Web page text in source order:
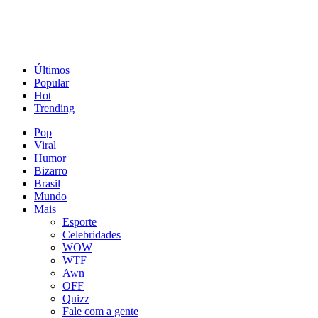
Últimos
Popular
Hot
Trending
Pop
Viral
Humor
Bizarro
Brasil
Mundo
Mais
Esporte
Celebridades
WOW
WTF
Awn
OFF
Quizz
Fale com a gente